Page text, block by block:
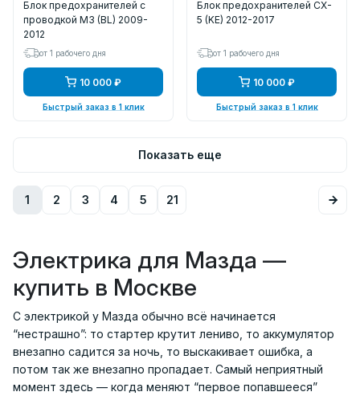
Блок предохранителей с
проводкой M3 (BL) 2009-
2012
от 1 рабочего дня
10 000 ₽
Быстрый заказ в 1 клик
Блок предохранителей CX-
5 (KE) 2012-2017
от 1 рабочего дня
10 000 ₽
Быстрый заказ в 1 клик
Показать еще
1 2 3 4 5 21
Электрика для Мазда —
купить в Москве
С электрикой у Мазда обычно всё начинается
“нестрашно”: то стартер крутит лениво, то аккумулятор
внезапно садится за ночь, то выскакивает ошибка, а
потом так же внезапно пропадает. Самый неприятный
момент здесь — когда меняют “первое попавшееся”